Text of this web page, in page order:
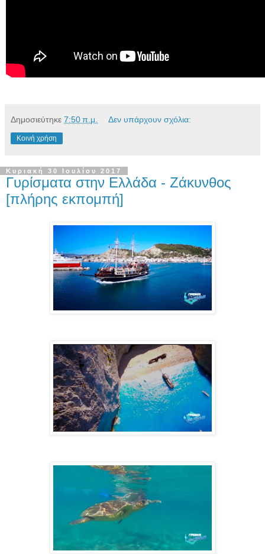
Δημοσιεύτηκε 7:50 π.μ. Δεν υπάρχουν σχόλια:
Κοινή χρήση
Κυριακή 30 Ιουλίου 2017
Γυρίσματα στην Ελλάδα - Ζάκυνθος
[πλήρης εκπομπή]